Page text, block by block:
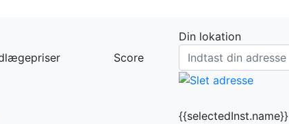
Score
Din lokation
{{selectedInst.name}}